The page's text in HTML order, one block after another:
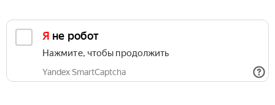
Я не робот
Нажмите, чтобы продолжить
Yandex SmartCaptcha